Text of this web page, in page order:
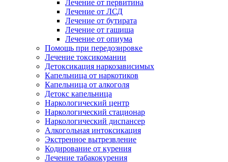
Лечение от первитина
Лечение от ЛСД
Лечение от бутирата
Лечение от гашиша
Лечение от опиума
Помощь при передозировке
Лечение токсикомании
Детоксикация наркозависимых
Капельница от наркотиков
Капельница от алкоголя
Детокс капельница
Наркологический центр
Наркологический стационар
Наркологический диспансер
Алкогольная интоксикация
Экстренное вытрезвление
Кодирование от курения
Лечение табакокурения